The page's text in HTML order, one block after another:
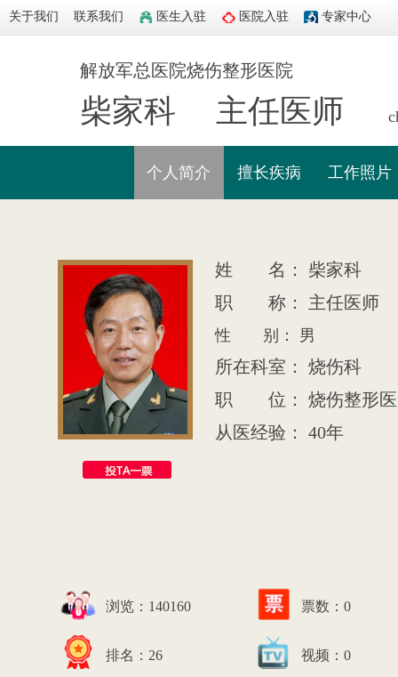
关于我们 联系我们 医生入驻 医院入驻 专家中心
解放军总医院烧伤整形医院
柴家科 主任医师
个人简介 擅长疾病 工作照片
姓 名： 柴家科
职 称： 主任医师
性 别： 男
所在科室： 烧伤科
职 位： 烧伤整形医
从医经验： 40年
浏览：140160 票数： 0
排名：26 视频：0